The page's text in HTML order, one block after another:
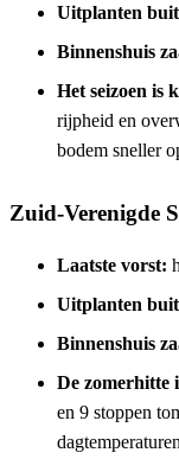
Uitplanten
Binnenshuis
Het seizoen is
rijpheid en
bodem sneller
Zuid-Verenigde
Laatste vorst:
Uitplanten
Binnenshuis
De zomerhitte
en 9 stoppen